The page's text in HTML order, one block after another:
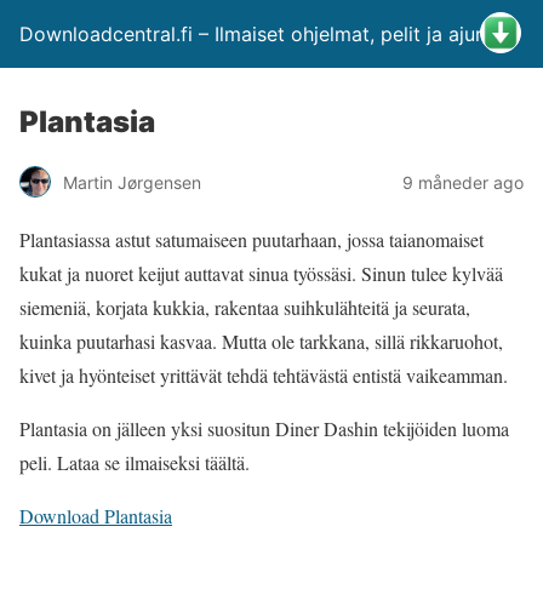
Downloadcentral.fi – Ilmaiset ohjelmat, pelit ja ajurit
Plantasia
Martin Jørgensen 9 måneder ago
Plantasiassa astut satumaiseen puutarhaan, jossa taianomaiset
kukat ja nuoret keijut auttavat sinua työssäsi. Sinun tulee kylvää
siemeniä, korjata kukkia, rakentaa suihkulähteitä ja seurata,
kuinka puutarhasi kasvaa. Mutta ole tarkkana, sillä rikkaruohot,
kivet ja hyönteiset yrittävät tehdä tehtävästä entistä vaikeamman.
Plantasia on jälleen yksi suositun Diner Dashin tekijöiden luoma
peli. Lataa se ilmaiseksi täältä.
Download Plantasia